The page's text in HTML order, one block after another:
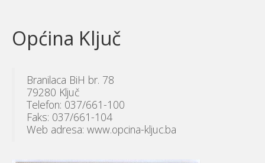
Općina Ključ
Branilaca BiH br. 78
79280 Ključ
Telefon: 037/661-100
Faks: 037/661-104
Web adresa: www.opcina-kljuc.ba